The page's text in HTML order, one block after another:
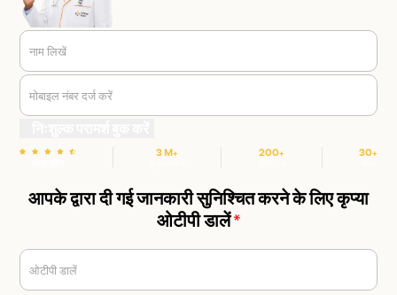
नाम लिखें
मोबाइल नंबर दर्ज करें
3 M+ 200+ 30+
आपके द्वारा दी गई जानकारी सुनिश्चित करने के लिए कृप्या
ओटीपी डालें*
ओटीपी डालें